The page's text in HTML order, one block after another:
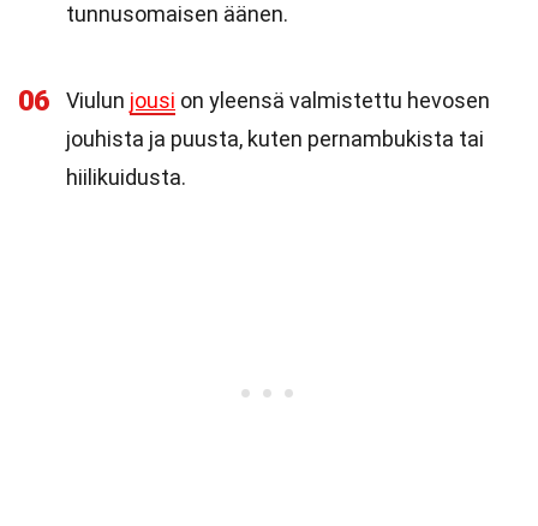
tunnusomaisen äänen.
06 Viulun jousi on yleensä valmistettu hevosen
jouhista ja puusta, kuten pernambukista tai
hiilikuidusta.